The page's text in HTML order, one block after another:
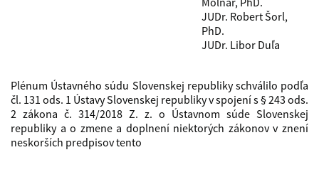
JUDr. Robert Šorl,
PhD.
JUDr. Libor Duľa
Plénum Ústavného súdu Slovenskej republiky schválilo podľa
čl. 131 ods. 1 Ústavy Slovenskej republiky v spojení s § 243 ods.
2 zákona č. 314/2018 Z. z. o Ústavnom súde Slovenskej
republiky a o zmene a doplnení niektorých zákonov v znení
neskorších predpisov tento